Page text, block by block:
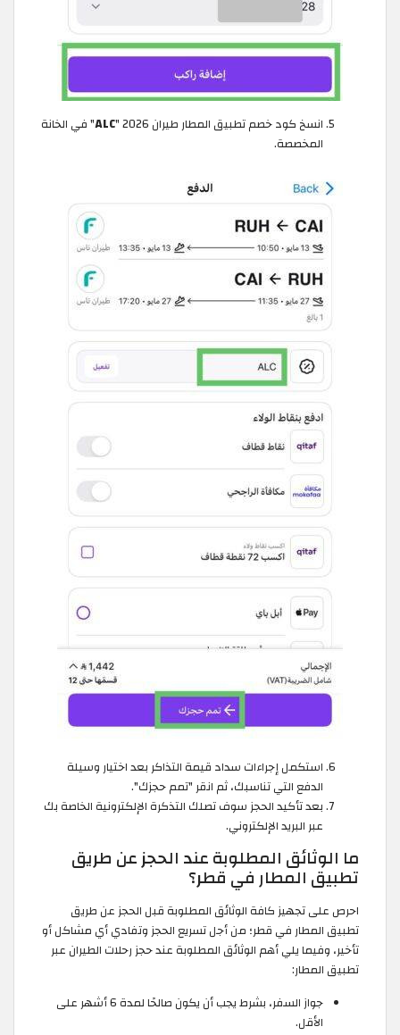
انسخ كود خصم تطبيق المطار طيران 2026 " ALC" في الخانة
المخصصة.
استكمل إجراءات سداد قيمة التذاكر بعد اختيار وسيلة
الدفع التي تناسبك، ثم انقر "تمم حجزك".
بعد تأكيد الحجز سوف تصلك التذكرة الإلكترونية الخاصة بك
عبر البريد الإلكتروني.
ما الوثائق المطلوبة عند الحجز عن طريق
تطبيق المطار في قطر؟
احرص على تجهيز كافة الوثائق المطلوبة قبل الحجز عن طريق
تطبيق المطار في قطر؛ من أجل تسريع الحجز وتفادي أي مشاكل أو
تأخير، وفيما يلي أهم الوثائق المطلوبة عند حجز رحلات الطيران عبر
تطبيق المطار:
جواز السفر، بشرط يجب أن يكون صالحًا لمدة 6 أشهر على
الأقل.